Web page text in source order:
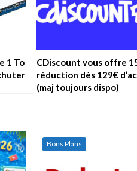
1 To
CDiscount vous offre
réduction dès 129€
(maj toujours dispo)
Bons Plans